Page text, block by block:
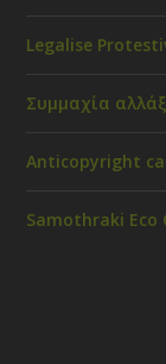
Legalise
Συμμαχία
Anticopyright
Samothraki Eco